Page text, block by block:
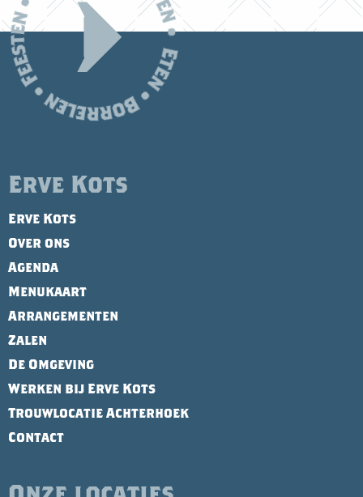
Erve Kots
Erve Kots
Over ons
Agenda
Menukaart
Arrangementen
Zalen
De Omgeving
Werken bij Erve Kots
Trouwlocatie Achterhoek
Contact